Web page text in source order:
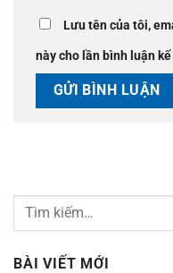
Lưu tên của tôi,
này cho lần bình luận
BÀI VIẾT MỚI